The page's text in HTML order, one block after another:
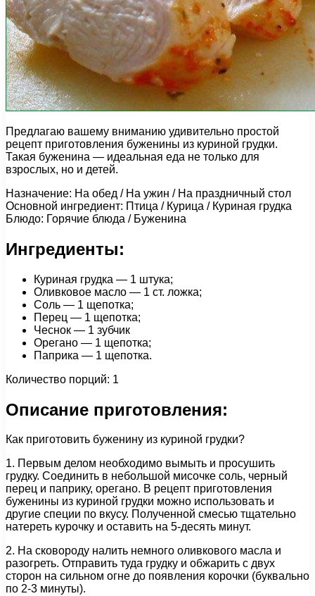
Предлагаю вашему вниманию удивительно простой
рецепт приготовления буженины из куриной грудки.
Такая буженина — идеальная еда не только для
взрослых, но и детей.
Назначение: На обед / На ужин / На праздничный стол
Основной ингредиент: Птица / Курица / Куриная грудка
Блюдо: Горячие блюда / Буженина
Ингредиенты:
Куриная грудка — 1 штука;
Оливковое масло — 1 ст. ложка;
Соль — 1 щепотка;
Перец — 1 щепотка;
Чеснок — 1 зубчик
Орегано — 1 щепотка;
Паприка — 1 щепотка.
Количество порций: 1
Описание приготовления:
Как приготовить буженину из куриной грудки?
1. Первым делом необходимо вымыть и просушить
грудку. Соединить в небольшой мисочке соль, черный
перец и паприку, орегано. В рецепт приготовления
буженины из куриной грудки можно использовать и
другие специи по вкусу. Полученной смесью тщательно
натереть курочку и оставить на 5-десять минут.
2. На сковороду налить немного оливкового масла и
разогреть. Отправить туда грудку и обжарить с двух
сторон на сильном огне до появления корочки (буквально
по 2-3 минуты).